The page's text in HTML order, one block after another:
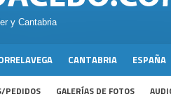
y Cantabria
CANTABRIA ESPAÑA
PEDIDOS GALERÍAS DE FOTOS